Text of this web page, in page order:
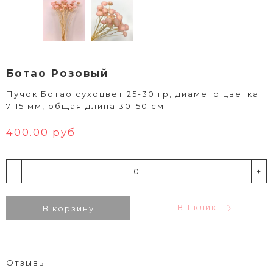
Ботао Розовый
Пучок Ботао сухоцвет 25-30 гр, диаметр цветка
7-15 мм, общая длина 30-50 см
400.00 руб
- +
В корзину В 1 клик
Отзывы